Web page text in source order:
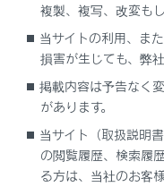
合わせて見られてい
車から音が鳴ったとき
複製、複写、改変も
当サイトの利用、ま
損害が生じても、弊
掲載内容は予告なく
があります。
当サイト（取扱説明
の閲覧履歴、検索履
る方は、当社のお